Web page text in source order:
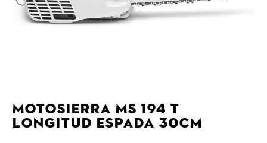
Motosierra MS 194 T
longitud espada 30cm